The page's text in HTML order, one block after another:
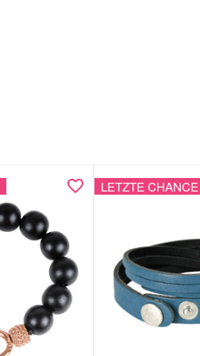
LETZTE CHANCE